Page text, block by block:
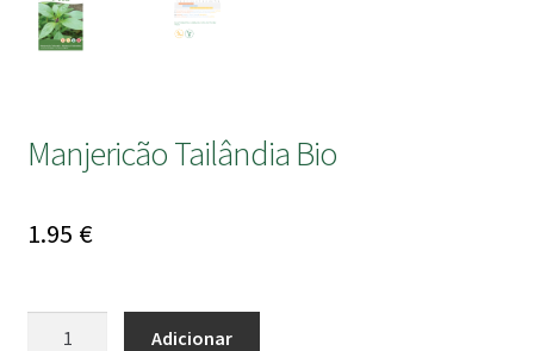
Manjericão Tailândia Bio
1.95 €
Adicionar